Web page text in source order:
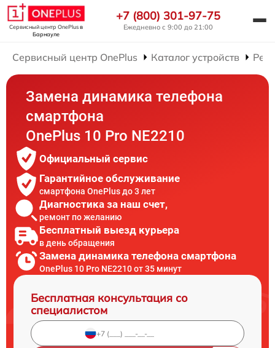
Сервисный центр OnePlusв
Барнауле
+7 (800) 301-97-75
Ежедневно с 9:00 до 21:00
Сервисный центр OnePlus Каталог устройств
Замена динамика телефона
смартфона
OnePlus 10 Pro NE2210
Официальный сервис
Гарантийное обслуживание
смартфона OnePlus до 3 лет
Диагностика за наш счет,
ремонт по желанию
Бесплатный выезд курьера
в день обращения
Замена динамика телефона смартфона
OnePlus 10 Pro NE2210 от 35 минут
Бесплатная консультация со
специалистом